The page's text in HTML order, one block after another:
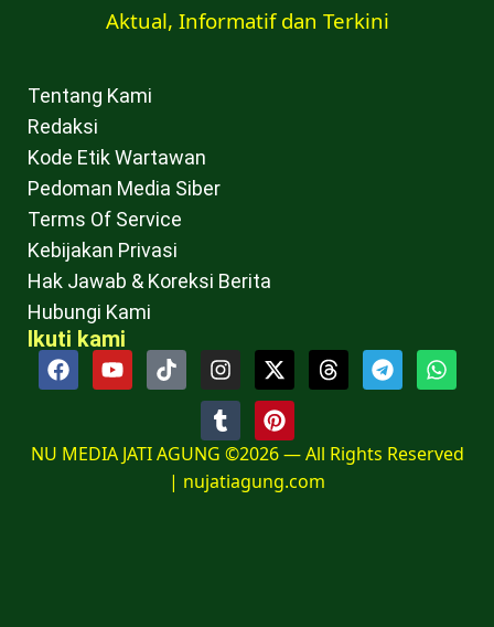
Aktual, Informatif dan Terkini
Tentang Kami
Redaksi
Kode Etik Wartawan
Pedoman Media Siber
Terms Of Service
Kebijakan Privasi
Hak Jawab & Koreksi Berita
Hubungi Kami
Ikuti kami
NU MEDIA JATI AGUNG ©2026 — All Rights Reserved
| nujatiagung.com